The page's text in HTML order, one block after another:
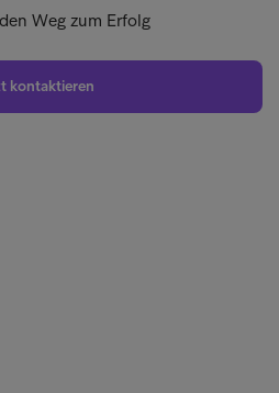
Weg zum Erfolg
kontaktieren